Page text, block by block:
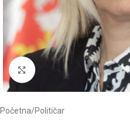
Click to enlarge
Početna/Političar